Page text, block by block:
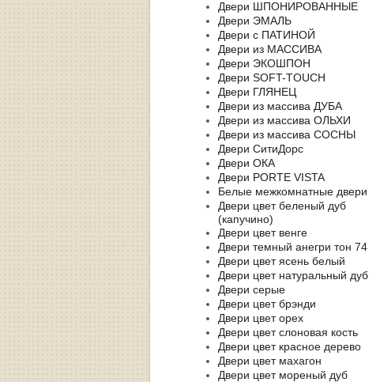
Двери ШПОНИРОВАННЫЕ
Двери ЭМАЛЬ
Двери с ПАТИНОЙ
Двери из МАССИВА
Двери ЭКОШПОН
Двери SOFT-TOUCH
Двери ГЛЯНЕЦ
Двери из массива ДУБА
Двери из массива ОЛЬХИ
Двери из массива СОСНЫ
Двери СитиДорс
Двери ОКА
Двери PORTE VISTA
Белые межкомнатные двери
Двери цвет беленый дуб
(капучино)
Двери цвет венге
Двери темный анегри тон 74
Двери цвет ясень белый
Двери цвет натуральный дуб
Двери серые
Двери цвет брэнди
Двери цвет орех
Двери цвет слоновая кость
Двери цвет красное дерево
Двери цвет махагон
Двери цвет мореный дуб